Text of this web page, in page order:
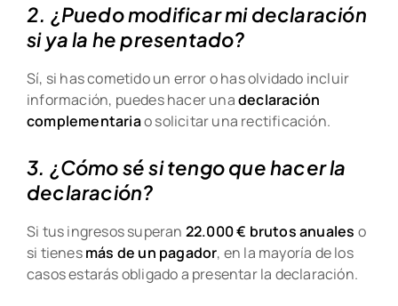
2. ¿Puedo modificar mi declaración
si ya la he presentado?
Sí, si has cometido un error o has olvidado incluir
información, puedes hacer unadeclaración
complementariao solicitar una rectificación.
3. ¿Cómo sé si tengo que hacer la
declaración?
Si tus ingresos superan 22.000 € brutos anuales o
si tienesmás de un pagador, en la mayoría de los
casos estarás obligado a presentar la declaración.